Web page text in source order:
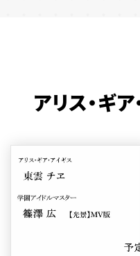
アリス・ギ